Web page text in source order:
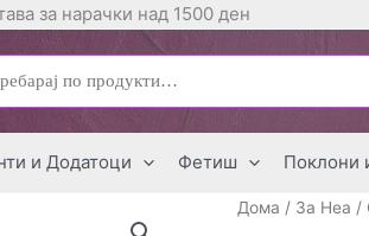
за нарачки над 1500 ден
и Додатоци Фетиш Поклони
Дома / За Неа /